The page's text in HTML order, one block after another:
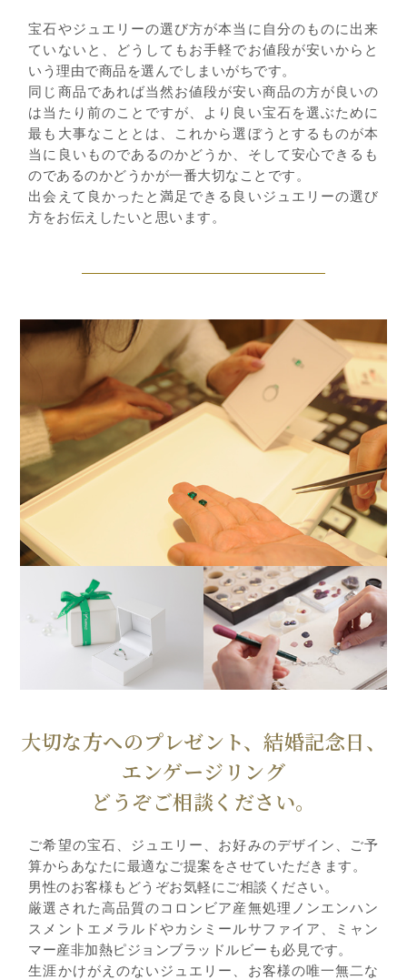
宝石やジュエリーの選び方が本当に自分のものに出来
ていないと、どうしてもお手軽でお値段が安いからと
いう理由で商品を選んでしまいがちです。
同じ商品であれば当然お値段が安い商品の方が良いの
は当たり前のことですが、より良い宝石を選ぶために
最も大事なこととは、これから選ぼうとするものが本
当に良いものであるのかどうか、そして安心できるも
のであるのかどうかが一番大切なことです。
出会えて良かったと満足できる良いジュエリーの選び
方をお伝えしたいと思います。
大切な方へのプレゼント、結婚記念日、
エンゲージリング
どうぞご相談ください。
ご希望の宝石、ジュエリー、お好みのデザイン、ご予
算からあなたに最適なご提案をさせていただきます。
男性のお客様もどうぞお気軽にご相談ください。
厳選された高品質のコロンビア産無処理ノンエンハン
スメントエメラルドやカシミールサファイア、ミャン
マー産非加熱ピジョンブラッドルビーも必見です。
生涯かけがえのないジュエリー、お客様の唯一無二な